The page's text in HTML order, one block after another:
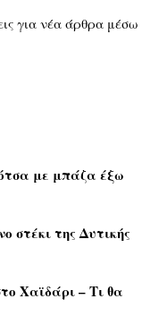
για νέα άρθρα μέσω
με μπάζα έξω
στέκι της Δυτικής
Χαϊδάρι – Τι θα